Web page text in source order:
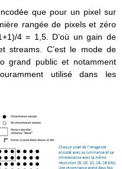
que pour un pixel sur
rangée de pixels et zéro
4 = 1,5. D’où un gain de
streams. C’est le mode de
grand public et notamment
utilisé dans les